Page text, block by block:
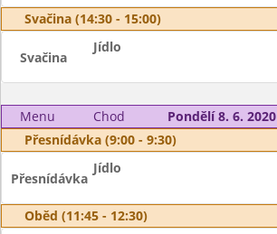
Svačina (14:30 - 15:00)
Svačina
Jídlo
Menu Chod
Pondělí 8. 6. 2020
Přesnídávka (9:00 - 9:30)
Přesnídávka
Jídlo
Oběd (11:45 - 12:30)